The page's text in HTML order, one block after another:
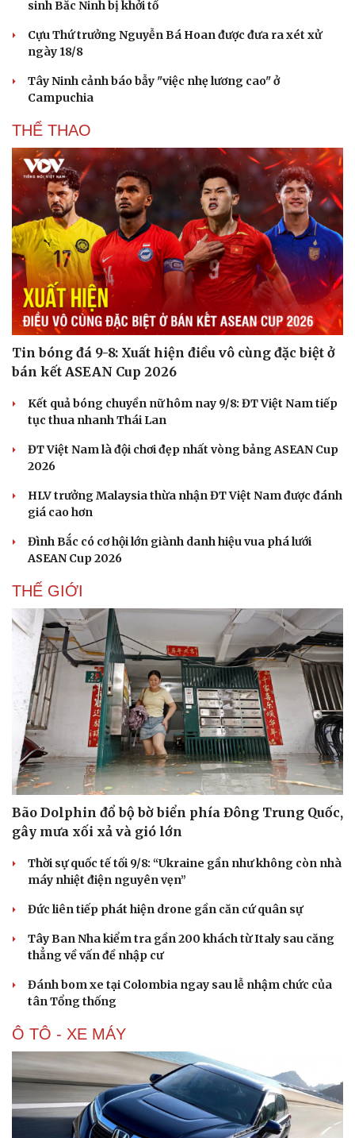
Du lịch
Tư vấn
Săn Tour
check-in
Podcast
Câu chuyện thời sự
Đọc truyện đêm khuya
Cửa sổ tình yêu
Kể chuyện cho bé
Hạt giống tâm hồn
sinh Bắc Ninh bị khởi tố
Cựu Thứ trưởng Nguyễn Bá Hoan được đưa ra xét xử
ngày 18/8
Tây Ninh cảnh báo bẫy "việc nhẹ lương cao" ở
Campuchia
THỂ THAO
Tin bóng đá 9-8: Xuất hiện điều vô cùng đặc biệt ở
bán kết ASEAN Cup 2026
Kết quả bóng chuyền nữ hôm nay 9/8: ĐT Việt Nam tiếp
tục thua nhanh Thái Lan
ĐT Việt Nam là đội chơi đẹp nhất vòng bảng ASEAN Cup
2026
HLV trưởng Malaysia thừa nhận ĐT Việt Nam được đánh
giá cao hơn
Đình Bắc có cơ hội lớn giành danh hiệu vua phá lưới
ASEAN Cup 2026
THẾ GIỚI
Bão Dolphin đổ bộ bờ biển phía Đông Trung Quốc,
gây mưa xối xả và gió lớn
Thời sự quốc tế tối 9/8: “Ukraine gần như không còn nhà
máy nhiệt điện nguyên vẹn”
Đức liên tiếp phát hiện drone gần căn cứ quân sự
Tây Ban Nha kiểm tra gần 200 khách từ Italy sau căng
thẳng về vấn đề nhập cư
Đánh bom xe tại Colombia ngay sau lễ nhậm chức của
tân Tổng thống
Ô TÔ - XE MÁY